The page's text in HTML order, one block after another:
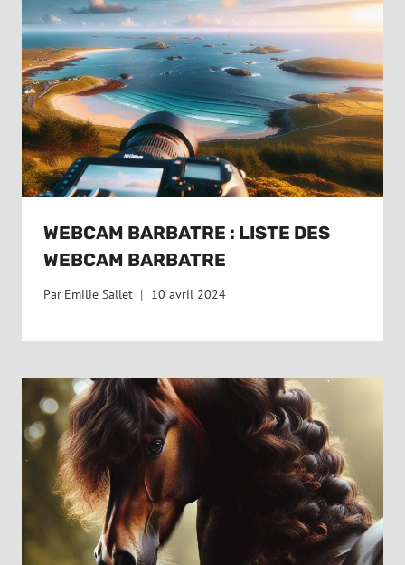
WEBCAM BARBATRE : LISTE DES
WEBCAM BARBATRE
Par Emilie Sallet 10 avril 2024